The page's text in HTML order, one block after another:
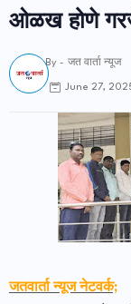
ओळख होणे
By - जत वार्ता न्यूज
June 27,
जतवार्ता न्यूज नेटवर्क;